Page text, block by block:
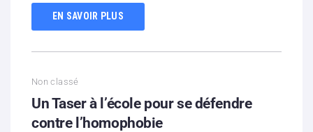
EN SAVOIR PLUS
Non classé
Un Taser à l’école pour se défendre
contre l’homophobie